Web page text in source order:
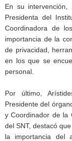
En su intervención,
Presidenta del
Coordinadora de
importancia de la
de privacidad,
en los que se
personal.
Por último,
Presidente del
y Coordinador de la
del SNT, destacó
la importancia del